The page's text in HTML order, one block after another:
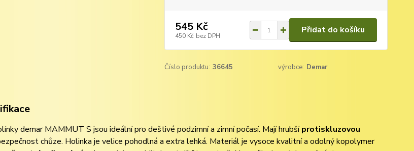
545 Kč
450 Kč bez DPH
Přidat do košíku
Číslo produktu: 36645 výrobce: Demar
demar MAMMUT S jsou ideální pro deštivé podzimní a zimní počasí. Mají hrubšíprotiskluzovou
chůze. Holinka je velice pohodlná a extra lehká. Materiál je vysoce kvalitní a odolný kopolymer